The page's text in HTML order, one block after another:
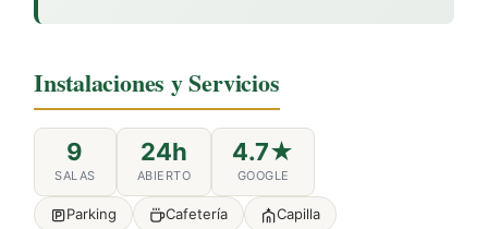
Instalaciones y Servicios
9
SALAS
24h
ABIERTO
4.7★
GOOGLE
Parking Cafetería Capilla